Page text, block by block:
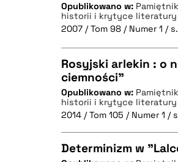
Opublikowano w:
historii i krytyce literatury
2007 / Tom 98 / Numer 1 /
CZYSTY TEKST
Rosyjski arlekin : o
ciemności"
Opublikowano w:
historii i krytyce literatury
2014 / Tom 105 / Numer 1 /
Determinizm w